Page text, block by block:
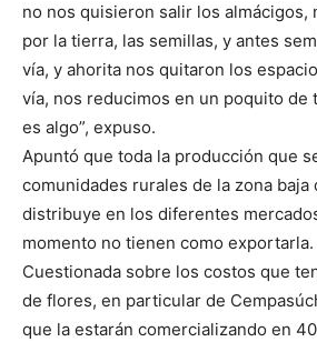
no nos quisieron salir los almácigos,
por la tierra, las semillas, y antes
vía, y ahorita nos quitaron los
vía, nos reducimos en un poquito de
es algo”, expuso.
Apuntó que toda la producción que
comunidades rurales de la zona baja
distribuye en los diferentes
momento no tienen como exportarla.
Cuestionada sobre los costos que
de flores, en particular de
que la estarán comercializando en